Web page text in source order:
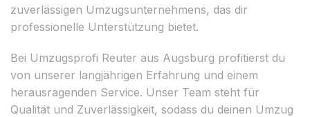
zuverlässigen Umzugsunternehmens, das dir
professionelle Unterstützung bietet.
Bei Umzugsprofi Reuter aus Augsburg profitierst du
von unserer langjährigen Erfahrung und einem
herausragenden Service. Unser Team steht für
Qualität und Zuverlässigkeit, sodass du deinen Umzug